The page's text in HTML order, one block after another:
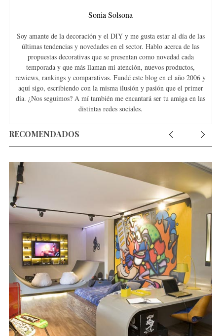
Sonia Solsona
Soy amante de la decoración y el DIY y me gusta estar al día de las
últimas tendencias y novedades en el sector. Hablo acerca de las
propuestas decorativas que se presentan como novedad cada
temporada y que más llaman mi atención, nuevos productos,
rewiews, rankings y comparativas. Fundé este blog en el año 2006 y
aquí sigo, escribiendo con la misma ilusión y pasión que el primer
día. ¿Nos seguimos? A mí también me encantará ser tu amiga en las
distintas redes sociales.
RECOMENDADOS
f
o
r
: